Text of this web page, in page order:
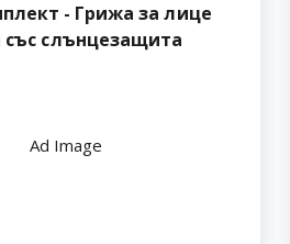
- Грижа за лице
със слънцезащита